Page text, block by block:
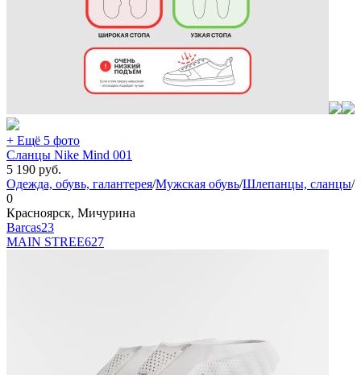
+ Ещё 5 фото
Сланцы Nike Mind 001
5 190 руб.
Одежда, обувь, галантерея/Мужская обувь/Шлепанцы, сланцы/
0
Красноярск, Мичурина
Barcas23
MAIN STREE627